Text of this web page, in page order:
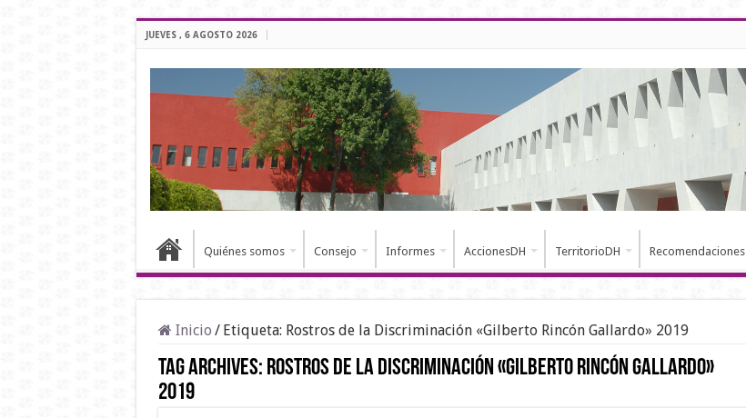
JUEVES , 6 AGOSTO 2026
Quiénes somos Consejo Informes AccionesDH TerritorioDH Recomendaciones
Inicio / Etiqueta: Rostros de la Discriminación «Gilberto Rincón Gallardo» 2019
Tag Archives: Rostros de la Discriminación «Gilberto Rincón Gallardo»
2019